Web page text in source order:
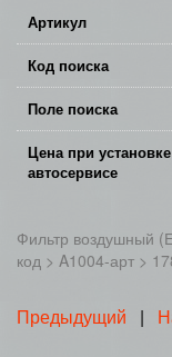
Артикул
Код поиска
Поле поиска
Цена при
автосервисе
Фильтр воздушный
код > A1004-арт >
Предыдущий |